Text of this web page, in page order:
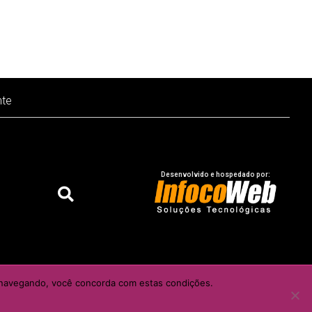
Desenvolvido e hospedado por:
do autor e / ou editor
você concorda com estas condições.